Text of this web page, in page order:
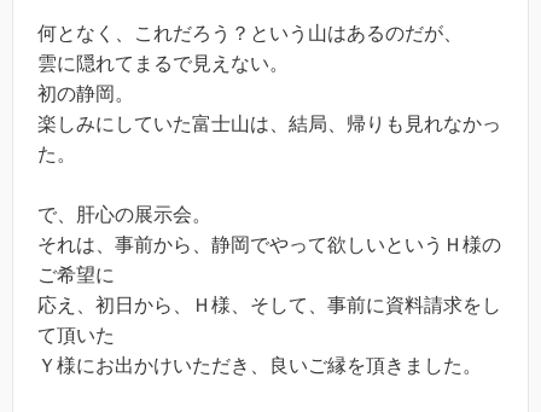
何となく、これだろう？という山はあるのだが、
雲に隠れてまるで見えない。
初の静岡。
楽しみにしていた富士山は、結局、帰りも見れなかっ
た。
で、肝心の展示会。
それは、事前から、静岡でやって欲しいというＨ様の
ご希望に
応え、初日から、Ｈ様、そして、事前に資料請求をし
て頂いた
Ｙ様にお出かけいただき、良いご縁を頂きました。